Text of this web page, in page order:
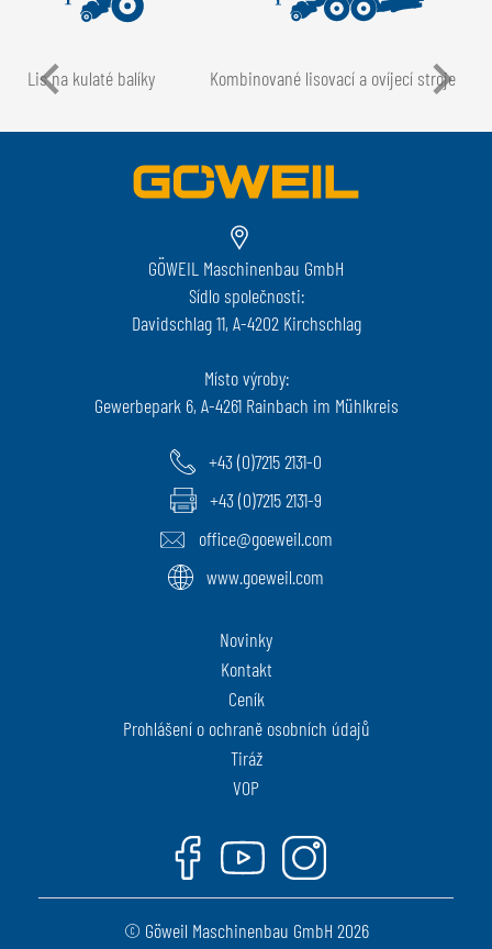
Lis na kulaté balíky Kombinované lisovací a ovíjecí stroje
GÖWEIL Maschinenbau GmbH
Sídlo společnosti:
Davidschlag 11, A-4202 Kirchschlag
Místo výroby:
Gewerbepark 6, A-4261 Rainbach im Mühlkreis
+43 (0)7215 2131-0
+43 (0)7215 2131-9
office@goeweil.com
www.goeweil.com
Novinky
Kontakt
Ceník
Prohlášení o ochraně osobních údajů
Tiráž
VOP
Facebook
YoutubeInstagram
© Göweil Maschinenbau GmbH 2026